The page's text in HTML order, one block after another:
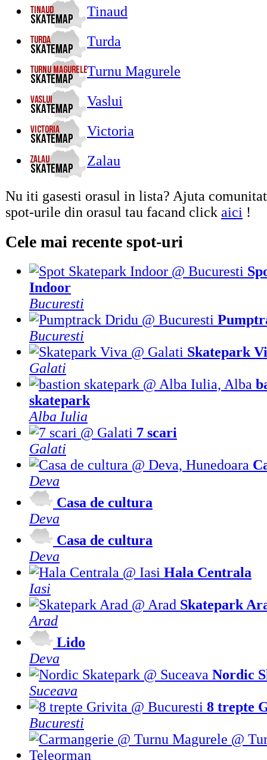
Tinaud
Turda
Turnu Magurele
Vaslui
Victoria
Zalau
Nu iti gasesti orasul in lista? Ajuta
spot-urile din orasul tau facand click aici !
Cele mai recente spot-uri
Indoor
Bucuresti
Bucuresti
Skatepark
Galati
skatepark
Alba Iulia
7 scari
Galati
Deva
Casa de cultura
Deva
Casa de cultura
Deva
Hala Centrala
Iasi
Skatepark
Arad
Lido
Deva
Nordic
Suceava
8 trepte
Bucuresti